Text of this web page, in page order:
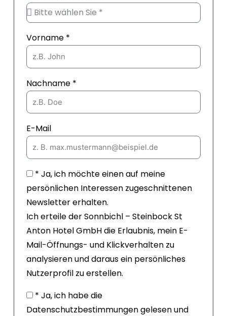
a
m
d
i
n
t
o
k
o
u
t
u
b
e
Vorname *
Nachname *
E-Mail
* Ja, ich möchte einen auf meine
persönlichen Interessen zugeschnittenen
Newsletter erhalten.
Ich erteile der Sonnbichl – Steinbock St
Anton Hotel GmbH die Erlaubnis, mein E-
Mail-Öffnungs- und Klickverhalten zu
analysieren und daraus ein persönliches
Nutzerprofil zu erstellen.
* Ja, ich habe die
Datenschutzbestimmungen gelesen und